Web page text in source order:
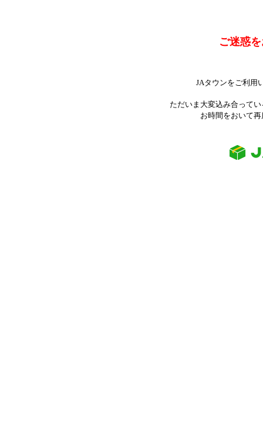
ご迷惑
JAタウンをご利用
ただいま大変込み合って
お時間をおいて